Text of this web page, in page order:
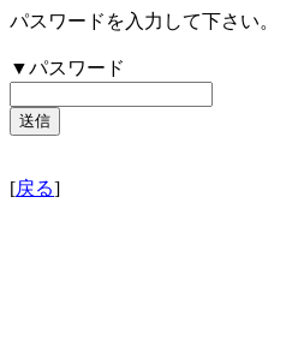
パスワードを入力して下さい。
▼パスワード
[戻る]